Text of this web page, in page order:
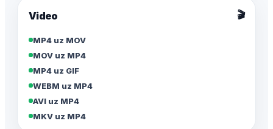
Video 🎬
MP4 uz MOV
MOV uz MP4
MP4 uz GIF
WEBM uz MP4
AVI uz MP4
MKV uz MP4